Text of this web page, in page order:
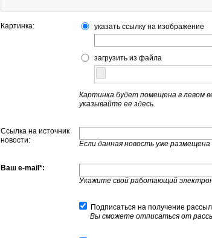
Картинка: указать ссылку на изображение
загрузить из файла
Картинка будет помещена в левом
указывайте ее здесь.
Ссылка на источник
новости:
Если данная новость уже
Ваш e-mail*:
Укажите свой работающий
Подписаться на получение
Вы сможете отписаться от